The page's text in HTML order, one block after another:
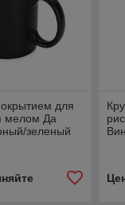
для
мелом Да
зеленый